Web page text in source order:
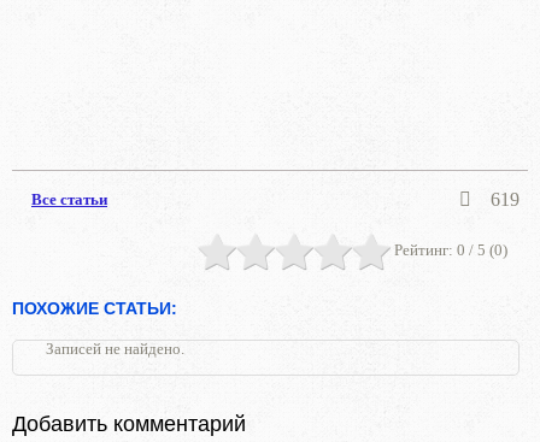
Все статьи 619
Рейтинг: 0 / 5 (0)
ПОХОЖИЕ СТАТЬИ:
Записей не найдено.
Добавить комментарий